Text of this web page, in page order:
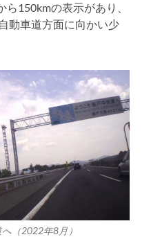
150kmの表示があり、
動車道方面に向かい少
（2022年8月）